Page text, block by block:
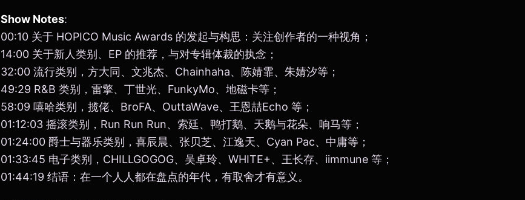
Show Notes:
00:10 关于 HOPICO Music Awards 的发起与构思：关注创作者的一种视角；
14:00 关于新人类别、EP 的推荐，与对专辑体裁的执念；
32:00 流行类别，方大同、文兆杰、Chainhaha、陈婧霏、朱婧汐等；
49:29 R&B 类别，雷擎、丁世光、FunkyMo、地磁卡等；
58:09 嘻哈类别，揽佬、BroFA、OuttaWave、王恩喆Echo 等；
01:12:03 摇滚类别，Run Run Run、索廷、鸭打鹅、天鹅与花朵、响马等；
01:24:00 爵士与器乐类别，喜辰晨、张贝芝、江逸天、Cyan Pac、中庸等；
01:33:45 电子类别，CHILLGOGOG、吴卓玲、WHITE+、王长存、iimmune 等；
01:44:19 结语：在一个人人都在盘点的年代，有取舍才有意义。